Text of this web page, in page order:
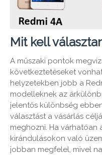
Mit kell
A műszaki pontok
következtetéseket
helyzetekben jobb a
modelleknek az
jelentős különbség
választást a vásárlás
meghozni. Ha
kirándulásokon való
jobban megfelel, mivel